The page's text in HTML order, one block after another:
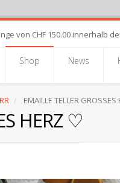
von CHF 150.00 innerhalb
Shop News
EMAILLE TELLER
HERZ ♡